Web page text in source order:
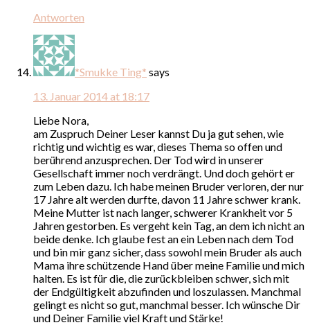
Antworten
*Smukke Ting* says
13. Januar 2014 at 18:17
Liebe Nora,
am Zuspruch Deiner Leser kannst Du ja gut sehen, wie
richtig und wichtig es war, dieses Thema so offen und
berührend anzusprechen. Der Tod wird in unserer
Gesellschaft immer noch verdrängt. Und doch gehört er
zum Leben dazu. Ich habe meinen Bruder verloren, der nur
17 Jahre alt werden durfte, davon 11 Jahre schwer krank.
Meine Mutter ist nach langer, schwerer Krankheit vor 5
Jahren gestorben. Es vergeht kein Tag, an dem ich nicht an
beide denke. Ich glaube fest an ein Leben nach dem Tod
und bin mir ganz sicher, dass sowohl mein Bruder als auch
Mama ihre schützende Hand über meine Familie und mich
halten. Es ist für die, die zurückbleiben schwer, sich mit
der Endgültigkeit abzufinden und loszulassen. Manchmal
gelingt es nicht so gut, manchmal besser. Ich wünsche Dir
und Deiner Familie viel Kraft und Stärke!